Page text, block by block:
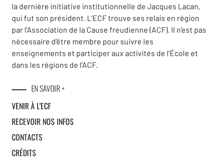
la dernière initiative institutionnelle de Jacques Lacan,
qui fut son président. L’ECF trouve ses relais en région
par l’Association de la Cause freudienne (ACF). Il n’est pas
nécessaire d’être membre pour suivre les
enseignements et participer aux activités de l’École et
dans les régions de l’ACF.
EN SAVOIR +
VENIR À L’ECF
RECEVOIR NOS INFOS
CONTACTS
CRÉDITS